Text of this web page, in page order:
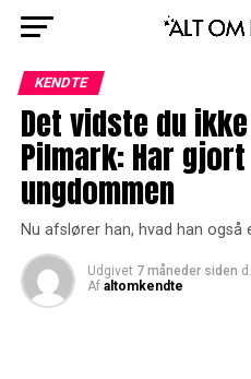
KENDTE
Det vidste du
Pilmark: Har
ungdommen
Nu afslører han, hvad han også
Udgivet 7 måneder siden d.
Af altomkendte